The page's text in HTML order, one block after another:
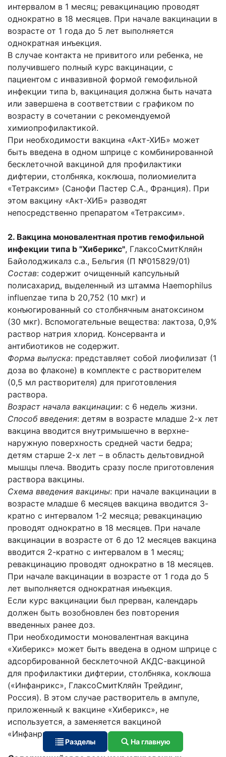
интервалом в 1 месяц; ревакцинацию проводят
однократно в 18 месяцев. При начале вакцинации в
возрасте от 1 года до 5 лет выполняется
однократная инъекция.
В случае контакта не привитого или ребенка, не
получившего полный курс вакцинации, с
пациентом с инвазивной формой гемофильной
инфекции типа b, вакцинация должна быть начата
или завершена в соответствии с графиком по
возрасту в сочетании с рекомендуемой
химиопрофилактикой.
При необходимости вакцина «Акт-ХИБ» может
быть введена в одном шприце с комбинированной
бесклеточной вакциной для профилактики
дифтерии, столбняка, коклюша, полиомиелита
«Тетраксим» (Санофи Пастер С.А., Франция). При
этом вакцину «Акт-ХИБ» разводят
непосредственно препаратом «Тетраксим».
2. Вакцина моновалентная против гемофильной
инфекции типа b "Хиберикс", ГлаксоСмитКляйн
Байолоджикалз с.а., Бельгия (П №015829/01)
Состав: содержит очищенный капсульный
полисахарид, выделенный из штамма Haemophilus
influenzae типа b 20,752 (10 мкг) и
конъюгированный со столбнячным анатоксином
(30 мкг). Вспомогательные вещества: лактоза, 0,9%
раствор натрия хлорид. Консерванта и
антибиотиков не содержит.
Форма выпуска: представляет собой лиофилизат (1
доза во флаконе) в комплекте с растворителем
(0,5 мл растворителя) для приготовления
раствора.
Возраст начала вакцинации: с 6 недель жизни.
Способ введения: детям в возрасте младше 2-х лет
вакцина вводится внутримышечно в верхне-
наружную поверхность средней части бедра;
детям старше 2-х лет – в область дельтовидной
мышцы плеча. Вводить сразу после приготовления
раствора вакцины.
Схема введения вакцины: при начале вакцинации в
возрасте младше 6 месяцев вакцина вводится 3-
кратно с интервалом 1-2 месяца; ревакцинацию
проводят однократно в 18 месяцев. При начале
вакцинации в возрасте от 6 до 12 месяцев вакцина
вводится 2-кратно с интервалом в 1 месяц;
ревакцинацию проводят однократно в 18 месяцев.
При начале вакцинации в возрасте от 1 года до 5
лет выполняется однократная инъекция.
Если курс вакцинации был прерван, календарь
должен быть возобновлен без повторения
введенных ранее доз.
При необходимости моновалентная вакцина
«Хиберикс» может быть введена в одном шприце с
адсорбированной бесклеточной АКДС-вакциной
для профилактики дифтерии, столбняка, коклюша
(«Инфанрикс», ГлаксоСмитКляйн Трейдинг,
Россия). В этом случае растворитель в ампуле,
приложенный к вакцине «Хиберикс», не
используется, а заменяется вакциной
«Инфанрикс».
Разделы На главную